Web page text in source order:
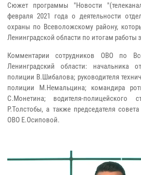
Сюжет программы "Новости
февраля 2021 года о деятельности
охраны по Всеволожскому району,
Ленинградской области по итогам работы
Комментарии сотрудников ОВО по
Ленинградский области: начальника
полиции В.Шибалова; руководителя
полиции М.Немальцина; командира
С.Монетина; водителя-полицейского
Р.Толстобы, а также председателя
ОВО Е.Осиповой.